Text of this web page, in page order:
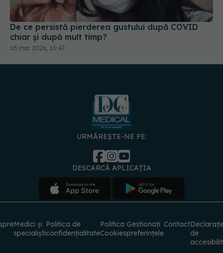
De ce persistă pierderea gustului după COVID
chiar și după mult timp?
05 mar 2026, 10:47
URMĂREȘTE-NE PE:
DESCARCĂ APLICAȚIA
Medici și
specialiști
Politica de
confidențialitate
Politica
Cookies
Gestionați
preferințele
Contact
de